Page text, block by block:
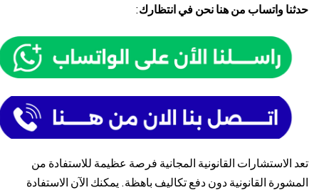
حدثنا واتساب من هنا نحن في انتظارك:
تعد الاستشارات القانونية المجانية فرصة عظيمة للاستفادة من
المشورة القانونية دون دفع تكاليف باهظة. يمكنك الآن الاستفادة